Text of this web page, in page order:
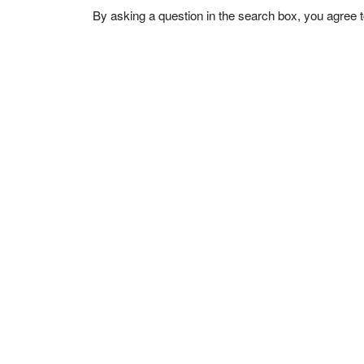
By asking a question in the search box, you agree